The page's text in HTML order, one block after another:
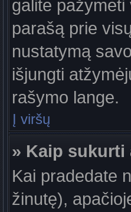
galite
parašą prie
nustatymą
išjungti
rašymo lange.
Į viršų
» Kaip sukurti
Kai pradedate
žinutę),